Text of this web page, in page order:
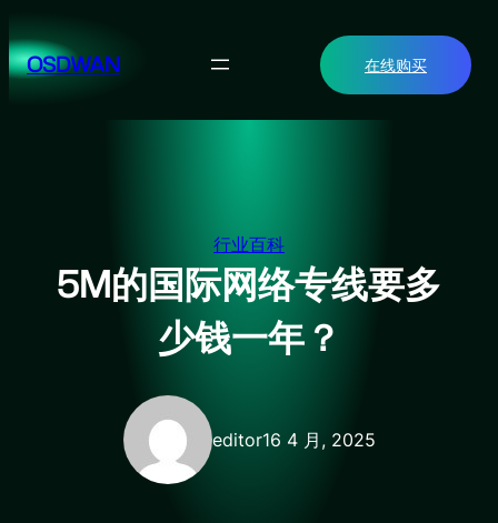
至
内OSDWAN 在线购买
行业百科
5M的国际网络专线要多
少钱一年？
editor16 4 月, 2025